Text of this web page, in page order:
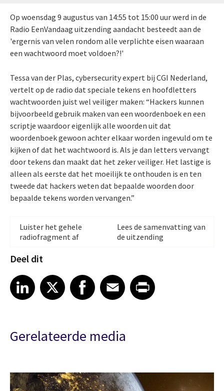
Op woensdag 9 augustus van 14:55 tot 15:00 uur werd in de
Radio EenVandaag uitzending aandacht besteedt aan de
'ergernis van velen rondom alle verplichte eisen waaraan
een wachtwoord moet voldoen?!'
Tessa van der Plas, cybersecurity expert bij CGI Nederland,
vertelt op de radio dat speciale tekens en hoofdletters
wachtwoorden juist wel veiliger maken: “Hackers kunnen
bijvoorbeeld gebruik maken van een woordenboek en een
scriptje waardoor eigenlijk alle woorden uit dat
woordenboek gewoon achter elkaar worden ingevuld om te
kijken of dat het wachtwoord is. Als je dan letters vervangt
door tekens dan maakt dat het zeker veiliger. Het lastige is
alleen als eerste dat het moeilijk te onthouden is en ten
tweede dat hackers weten dat bepaalde woorden door
bepaalde tekens worden vervangen.”
Luister het gehele
radiofragment af
Lees de samenvatting van
de uitzending
Deel dit
Share article on LinkedIn
LinkedIn
Share article on XShare article on Facebook
Facebook
Share article on Email
EmailShare article on Print
Gerelateerde media